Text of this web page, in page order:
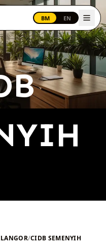
BM EN
/CIDB SEMENYIH